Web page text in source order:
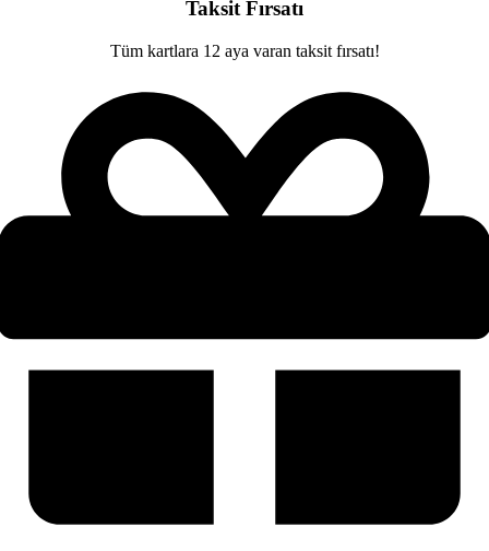
Taksit Fırsatı
Tüm kartlara 12 aya varan taksit fırsatı!